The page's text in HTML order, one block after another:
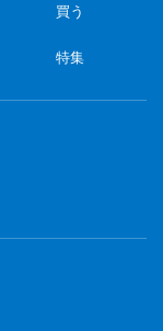
買う
特集